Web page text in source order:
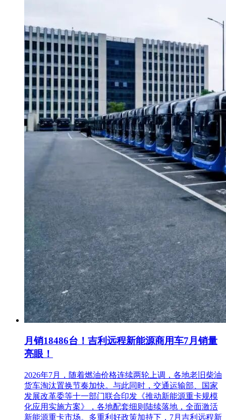
月销18486台！吉利远程新能源商用车7月销量
亮眼！
2026年7月，随着燃油价格连续两轮上调，各地老旧柴油
货车淘汰置换节奏加快。与此同时，交通运输部、国家
发展改革委等十一部门联合印发《推动新能源重卡规模
化应用实施方案》，各地配套细则陆续落地，全面激活
新能源重卡市场。多重利好政策加持下，7月吉利远程新